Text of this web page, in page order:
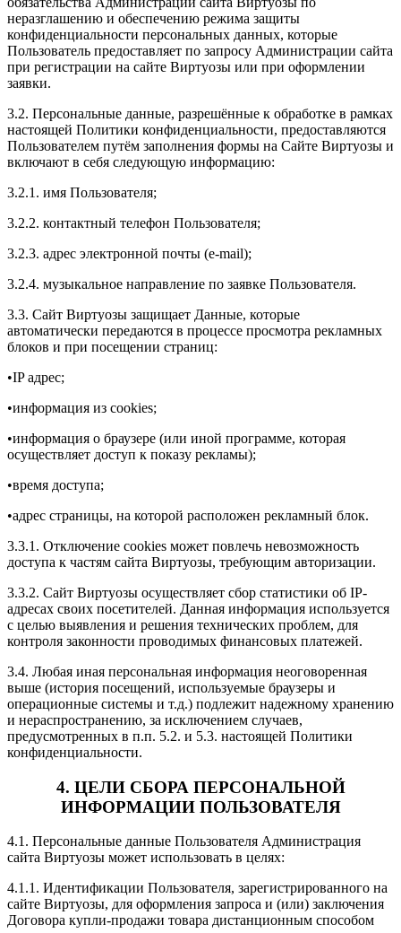
неразглашению и обеспечению режима защиты
конфиденциальности персональных данных, которые
Пользователь предоставляет по запросу Администрации сайта
при регистрации на сайте Виртуозы или при оформлении
заявки.
3.2. Персональные данные, разрешённые к обработке в рамках
настоящей Политики конфиденциальности, предоставляются
Пользователем путём заполнения формы на Сайте Виртуозы и
включают в себя следующую информацию:
3.2.1. имя Пользователя;
3.2.2. контактный телефон Пользователя;
3.2.3. адрес электронной почты (e-mail);
3.2.4. музыкальное направление по заявке Пользователя.
3.3. Сайт Виртуозы защищает Данные, которые
автоматически передаются в процессе просмотра рекламных
блоков и при посещении страниц:
•IP адрес;
•информация из cookies;
•информация о браузере (или иной программе, которая
осуществляет доступ к показу рекламы);
•время доступа;
•адрес страницы, на которой расположен рекламный блок.
3.3.1. Отключение cookies может повлечь невозможность
доступа к частям сайта Виртуозы, требующим авторизации.
3.3.2. Сайт Виртуозы осуществляет сбор статистики об IP-
адресах своих посетителей. Данная информация используется
с целью выявления и решения технических проблем, для
контроля законности проводимых финансовых платежей.
3.4. Любая иная персональная информация неоговоренная
выше (история посещений, используемые браузеры и
операционные системы и т.д.) подлежит надежному хранению
и нераспространению, за исключением случаев,
предусмотренных в п.п. 5.2. и 5.3. настоящей Политики
конфиденциальности.
4. ЦЕЛИ СБОРА ПЕРСОНАЛЬНОЙ
ИНФОРМАЦИИ ПОЛЬЗОВАТЕЛЯ
4.1. Персональные данные Пользователя Администрация
сайта Виртуозы может использовать в целях:
4.1.1. Идентификации Пользователя, зарегистрированного на
сайте Виртуозы, для оформления запроса и (или) заключения
Договора купли-продажи товара дистанционным способом